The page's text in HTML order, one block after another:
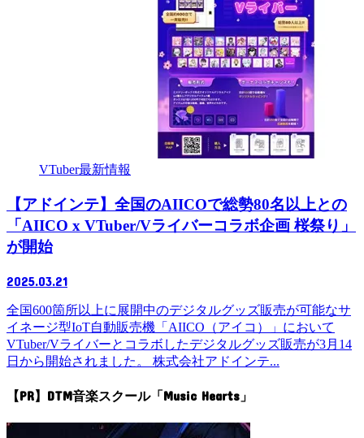
VTuber最新情報
【アドインテ】全国のAIICOで総勢80名以上との
「AIICO x VTuber/Vライバーコラボ企画 桜祭り」
が開始
2025.03.21
全国600箇所以上に展開中のデジタルグッズ販売が可能なサ
イネージ型IoT自動販売機「AIICO（アイコ）」において
VTuber/Vライバーとコラボしたデジタルグッズ販売が3月14
日から開始されました。 株式会社アドインテ...
【PR】DTM音楽スクール「Music Hearts」